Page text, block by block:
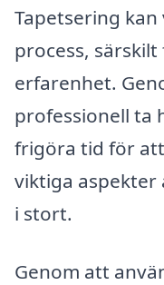
Tapetsering
process,
erfarenhet.
professionell ta
frigöra tid för
viktiga aspekter
i stort.
Genom att